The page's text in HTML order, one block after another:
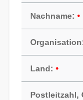
Nachname:
Land:
Postleitzahl,